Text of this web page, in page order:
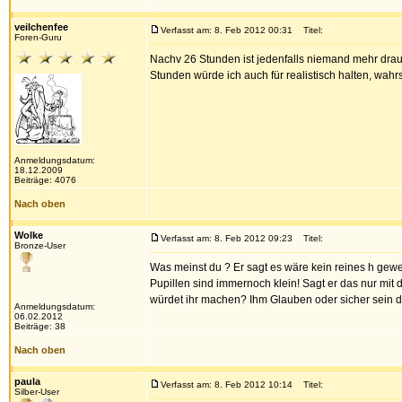
veilchenfee
Foren-Guru
Anmeldungsdatum:
18.12.2009
Beiträge: 4076
Verfasst am: 8. Feb 2012 00:31 Titel:
Nachv 26 Stunden ist jedenfalls niemand mehr
Stunden würde ich auch für realistisch halten,
Nach oben
Wolke
Bronze-User
Anmeldungsdatum:
06.02.2012
Beiträge: 38
Verfasst am: 8. Feb 2012 09:23 Titel:
Was meinst du ? Er sagt es wäre kein reines h
Pupillen sind immernoch klein! Sagt er das nur
würdet ihr machen? Ihm Glauben oder sicher sein
Nach oben
paula
Silber-User
Verfasst am: 8. Feb 2012 10:14 Titel: